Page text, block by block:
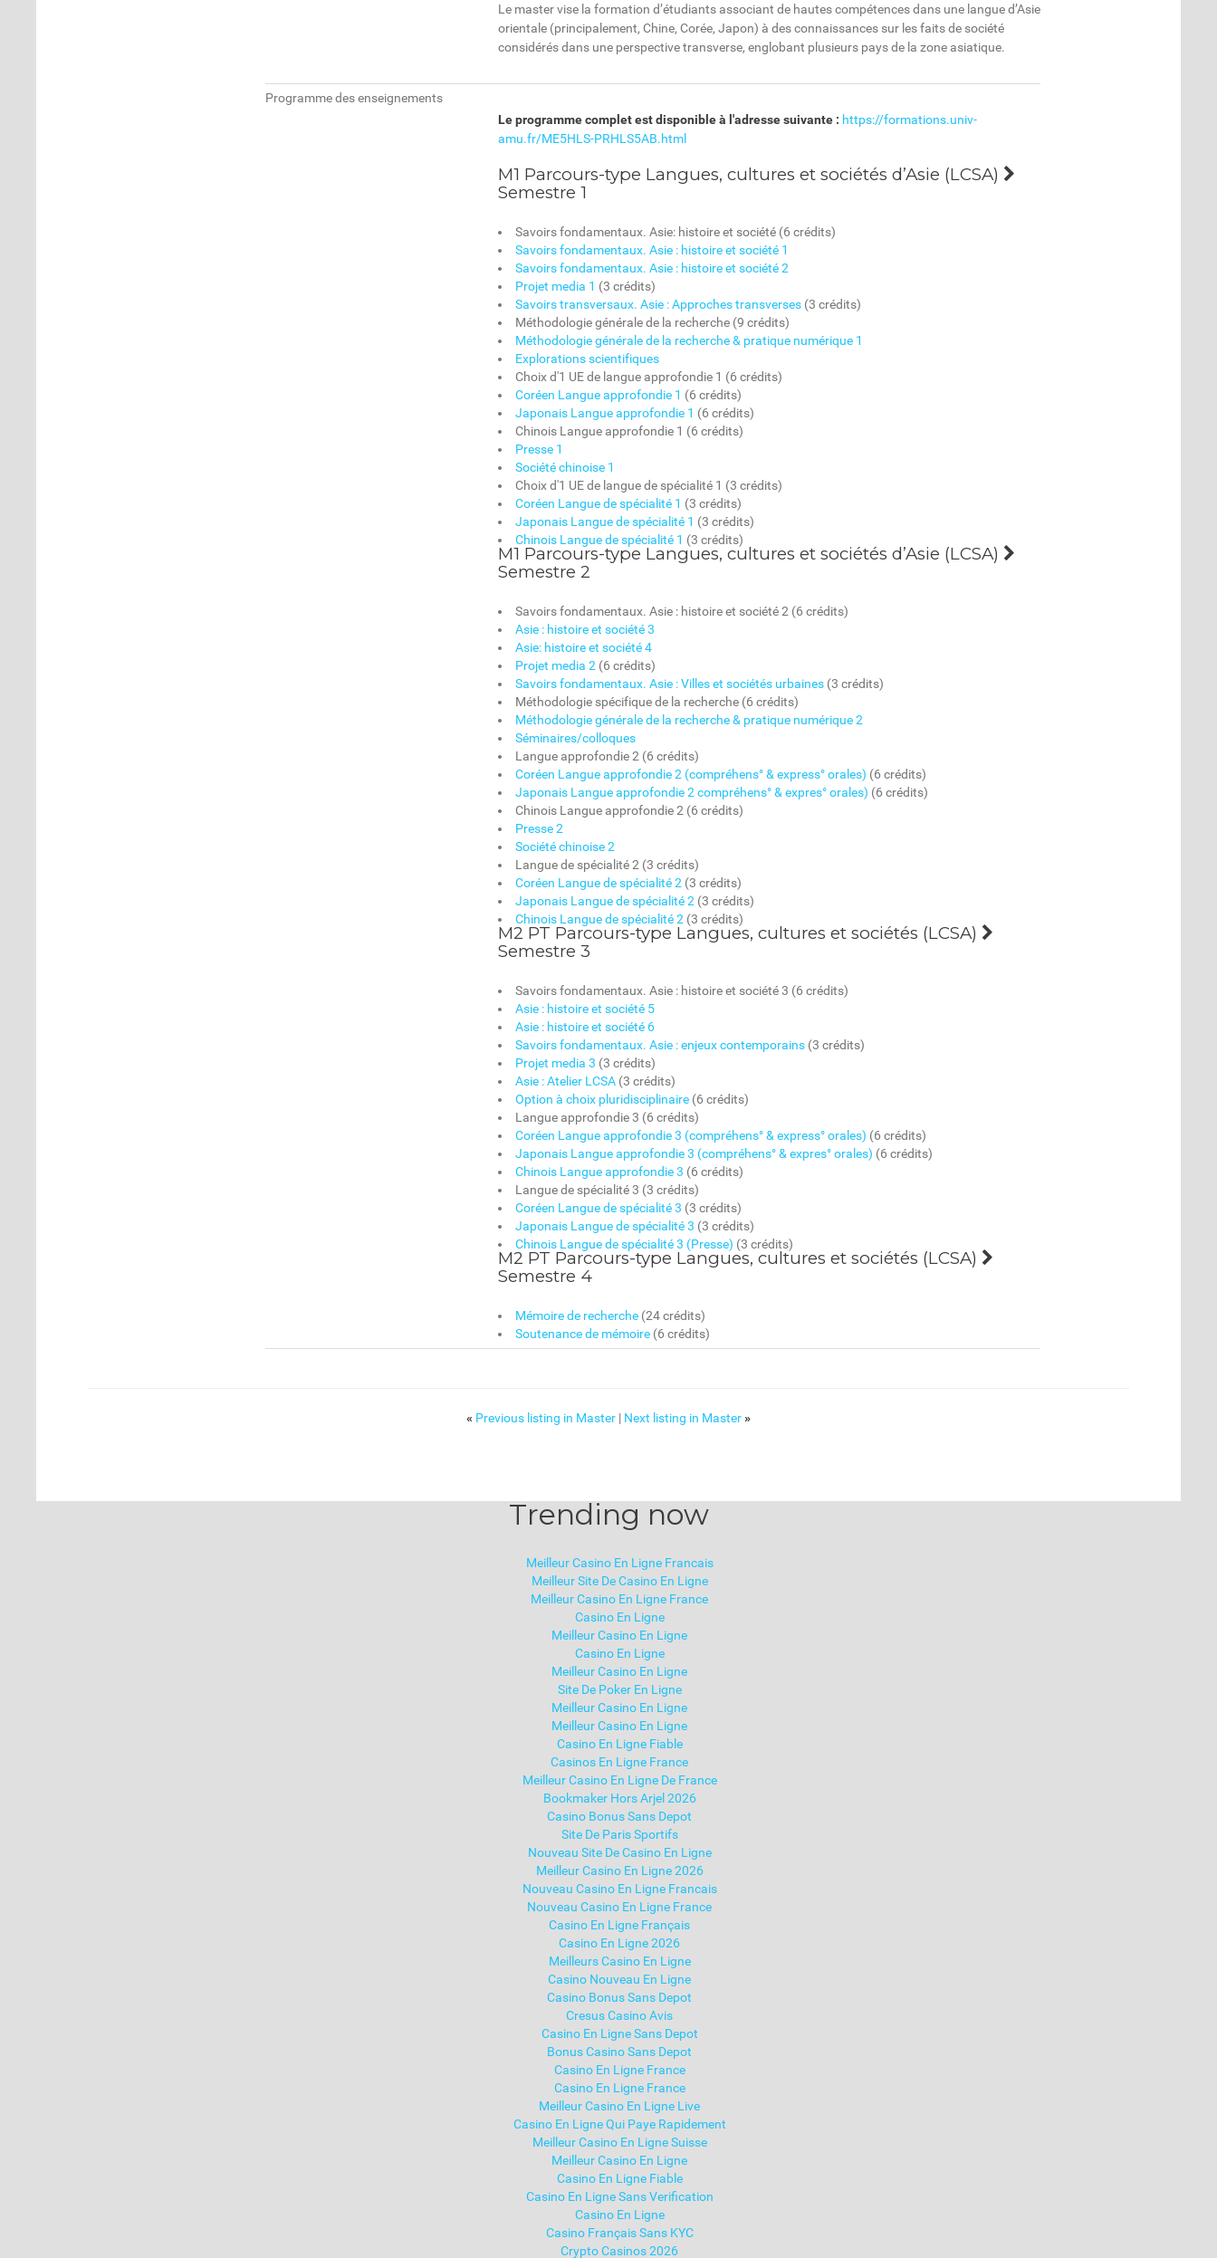
Le master vise la formation d’étudiants associant de hautes compétences dans une langue d’Asie
orientale (principalement, Chine, Corée, Japon) à des connaissances sur les faits de société
considérés dans une perspective transverse, englobant plusieurs pays de la zone asiatique.
Programme des enseignements
Le programme complet est disponible à l'adresse suivante : https://formations.univ-
amu.fr/ME5HLS-PRHLS5AB.html
M1 Parcours-type Langues, cultures et sociétés d’Asie (LCSA)
Semestre 1
Savoirs fondamentaux. Asie: histoire et société (6 crédits)
Savoirs fondamentaux. Asie : histoire et société 1
Savoirs fondamentaux. Asie : histoire et société 2
Projet media 1 (3 crédits)
Savoirs transversaux. Asie : Approches transverses (3 crédits)
Méthodologie générale de la recherche (9 crédits)
Méthodologie générale de la recherche & pratique numérique 1
Explorations scientifiques
Choix d'1 UE de langue approfondie 1 (6 crédits)
Coréen Langue approfondie 1 (6 crédits)
Japonais Langue approfondie 1 (6 crédits)
Chinois Langue approfondie 1 (6 crédits)
Presse 1
Société chinoise 1
Choix d'1 UE de langue de spécialité 1 (3 crédits)
Coréen Langue de spécialité 1 (3 crédits)
Japonais Langue de spécialité 1 (3 crédits)
Chinois Langue de spécialité 1 (3 crédits)
M1 Parcours-type Langues, cultures et sociétés d’Asie (LCSA)
Semestre 2
Savoirs fondamentaux. Asie : histoire et société 2 (6 crédits)
Asie : histoire et société 3
Asie: histoire et société 4
Projet media 2 (6 crédits)
Savoirs fondamentaux. Asie : Villes et sociétés urbaines (3 crédits)
Méthodologie spécifique de la recherche (6 crédits)
Méthodologie générale de la recherche & pratique numérique 2
Séminaires/colloques
Langue approfondie 2 (6 crédits)
Coréen Langue approfondie 2 (compréhens° & express° orales) (6 crédits)
Japonais Langue approfondie 2 compréhens° & expres° orales) (6 crédits)
Chinois Langue approfondie 2 (6 crédits)
Presse 2
Société chinoise 2
Langue de spécialité 2 (3 crédits)
Coréen Langue de spécialité 2 (3 crédits)
Japonais Langue de spécialité 2 (3 crédits)
Chinois Langue de spécialité 2 (3 crédits)
M2 PT Parcours-type Langues, cultures et sociétés (LCSA)
Semestre 3
Savoirs fondamentaux. Asie : histoire et société 3 (6 crédits)
Asie : histoire et société 5
Asie : histoire et société 6
Savoirs fondamentaux. Asie : enjeux contemporains (3 crédits)
Projet media 3 (3 crédits)
Asie : Atelier LCSA (3 crédits)
Option à choix pluridisciplinaire (6 crédits)
Langue approfondie 3 (6 crédits)
Coréen Langue approfondie 3 (compréhens° & express° orales) (6 crédits)
Japonais Langue approfondie 3 (compréhens° & expres° orales) (6 crédits)
Chinois Langue approfondie 3 (6 crédits)
Langue de spécialité 3 (3 crédits)
Coréen Langue de spécialité 3 (3 crédits)
Japonais Langue de spécialité 3 (3 crédits)
Chinois Langue de spécialité 3 (Presse) (3 crédits)
M2 PT Parcours-type Langues, cultures et sociétés (LCSA)
Semestre 4
Mémoire de recherche (24 crédits)
Soutenance de mémoire (6 crédits)
« Previous listing in Master | Next listing in Master»
Trending now
Meilleur Casino En Ligne Francais
Meilleur Site De Casino En Ligne
Meilleur Casino En Ligne France
Casino En Ligne
Meilleur Casino En Ligne
Casino En Ligne
Meilleur Casino En Ligne
Site De Poker En Ligne
Meilleur Casino En Ligne
Meilleur Casino En Ligne
Casino En Ligne Fiable
Casinos En Ligne France
Meilleur Casino En Ligne De France
Bookmaker Hors Arjel 2026
Casino Bonus Sans Depot
Site De Paris Sportifs
Nouveau Site De Casino En Ligne
Meilleur Casino En Ligne 2026
Nouveau Casino En Ligne Francais
Nouveau Casino En Ligne France
Casino En Ligne Français
Casino En Ligne 2026
Meilleurs Casino En Ligne
Casino Nouveau En Ligne
Casino Bonus Sans Depot
Cresus Casino Avis
Casino En Ligne Sans Depot
Bonus Casino Sans Depot
Casino En Ligne France
Casino En Ligne France
Meilleur Casino En Ligne Live
Casino En Ligne Qui Paye Rapidement
Meilleur Casino En Ligne Suisse
Meilleur Casino En Ligne
Casino En Ligne Fiable
Casino En Ligne Sans Verification
Casino En Ligne
Casino Français Sans KYC
Crypto Casinos 2026